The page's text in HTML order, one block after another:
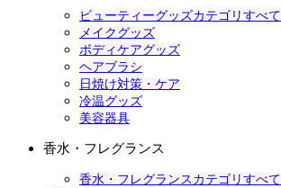
ビューティーグッズカテゴリすべて
メイクグッズ
ボディケアグッズ
ヘアブラシ
日焼け対策・ケア
冷温グッズ
美容器具
香水・フレグランス
香水・フレグランスカテゴリすべて